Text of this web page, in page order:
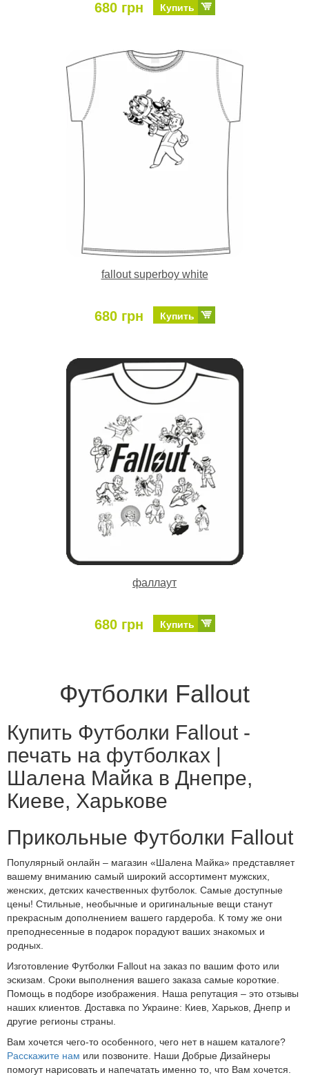
680 грн Купить
fallout superboy white
680 грн Купить
фаллаут
680 грн Купить
Футболки Fallout
Купить Футболки Fallout -
печать на футболках |
Шалена Майка в Днепре,
Киеве, Харькове
Прикольные Футболки Fallout
Популярный онлайн – магазин «Шалена Майка» представляет
вашему вниманию самый широкий ассортимент мужских,
женских, детских качественных футболок. Самые доступные
цены! Стильные, необычные и оригинальные вещи станут
прекрасным дополнением вашего гардероба. К тому же они
преподнесенные в подарок порадуют ваших знакомых и
родных.
Изготовление Футболки Fallout на заказ по вашим фото или
эскизам. Сроки выполнения вашего заказа самые короткие.
Помощь в подборе изображения. Наша репутация – это отзывы
наших клиентов. Доставка по Украине: Киев, Харьков, Днепр и
другие регионы страны.
Вам хочется чего-то особенного, чего нет в нашем каталоге?
Расскажите нам или позвоните. Наши Добрые Дизайнеры
помогут нарисовать и напечатать именно то, что Вам хочется.